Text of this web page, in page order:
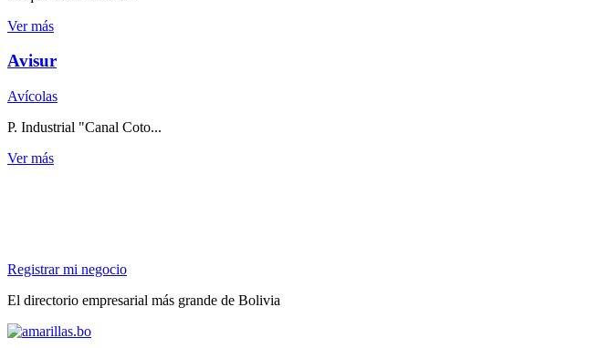
Ver más
Avisur
Avícolas
P. Industrial "Canal Coto...
Ver más
Registrar mi negocio
El directorio empresarial más grande de Bolivia